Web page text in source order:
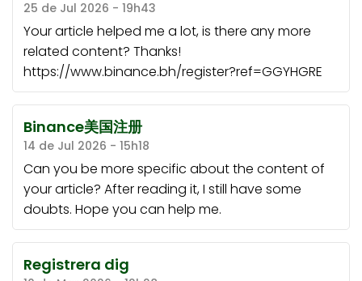
25 de Jul 2026 - 19h43
Your article helped me a lot, is there any more
related content? Thanks!
https://www.binance.bh/register?ref=GGYHGRE
Binance美国注册
14 de Jul 2026 - 15h18
Can you be more specific about the content of
your article? After reading it, I still have some
doubts. Hope you can help me.
Registrera dig